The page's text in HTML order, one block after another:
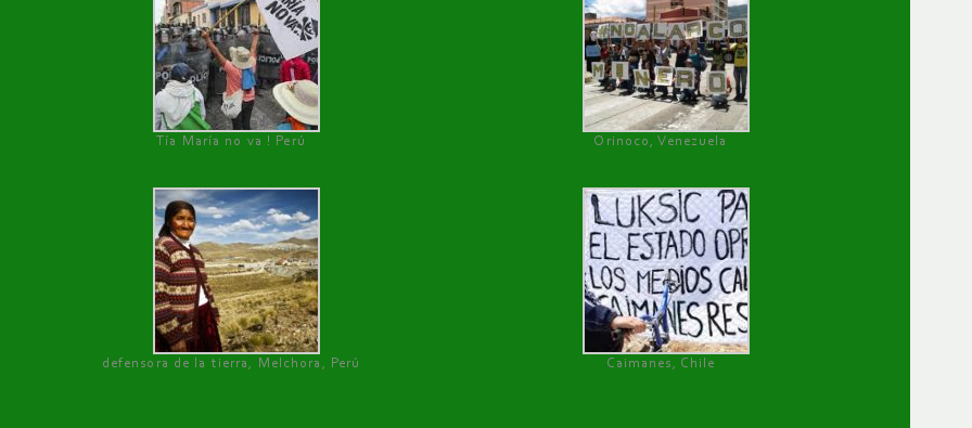
Tía María no va ! Perú Orinoco, Venezuela
defensora de la tierra, Melchora, Perú Caimanes, Chile